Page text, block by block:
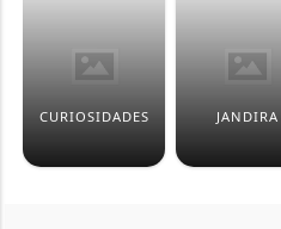
CURIOSIDADES JANDIRA